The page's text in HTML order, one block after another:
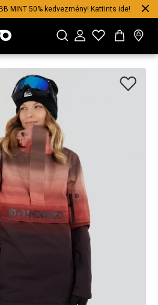
MINT 50% kedvezmény! Kattints ide!